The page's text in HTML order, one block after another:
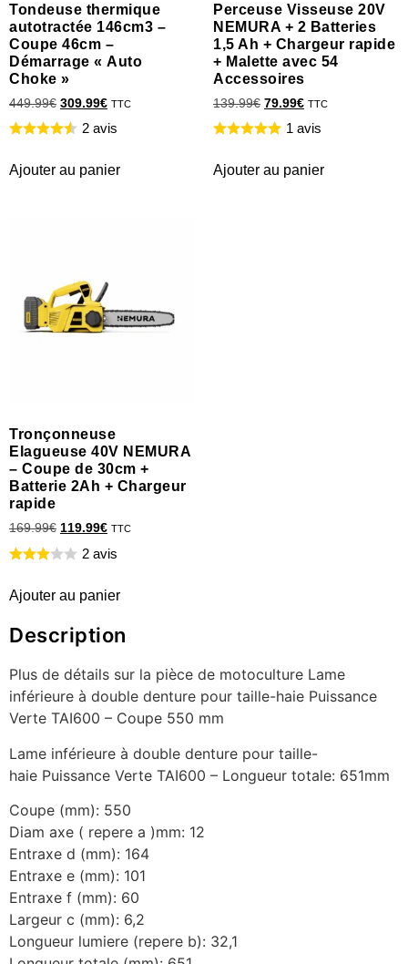
Tondeuse thermique
autotractée 146cm3 –
Coupe 46cm –
Démarrage « Auto
Choke »
449.99€ 309.99€ TTC
2 avis
Ajouter au panier
Perceuse Visseuse 20V
NEMURA + 2 Batteries
1,5 Ah + Chargeur rapide
+ Malette avec 54
Accessoires
139.99€ 79.99€ TTC
1 avis
Ajouter au panier
Tronçonneuse
Elagueuse 40V NEMURA
– Coupe de 30cm +
Batterie 2Ah + Chargeur
rapide
169.99€ 119.99€ TTC
2 avis
Ajouter au panier
Description
Plus de détails sur la pièce de motoculture Lame
inférieure à double denture pour taille-haie Puissance
Verte TAI600 – Coupe 550 mm
Lame inférieure à double denture pour taille-
haie Puissance Verte TAI600 – Longueur totale: 651mm
Coupe (mm): 550
Diam axe ( repere a )mm: 12
Entraxe d (mm): 164
Entraxe e (mm): 101
Entraxe f (mm): 60
Largeur c (mm): 6,2
Longueur lumiere (repere b): 32,1